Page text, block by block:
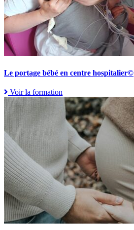
Le portage bébé en centre hospitalier©
Voir la formation